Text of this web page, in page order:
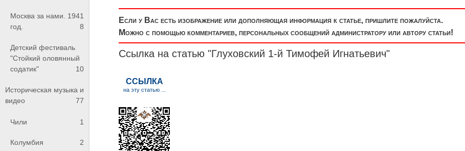
Москва за нами. 1941
год.
8
Детский фестиваль
"Стойкий оловянный
содатик"
10
Историческая музыка и
видео
77
Чили 1
Колумбия 2
Если у Вас есть изображение или дополняющая информация к статье, пришлите пожалуйста.
Можно с помощью комментариев, персональных сообщений администратору или автору статьи!
Ссылка на статью "Глуховский 1-й Тимофей Игнатьевич"